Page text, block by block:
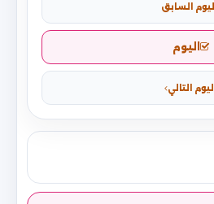
اليوم السابق
اليوم
اليوم التالي